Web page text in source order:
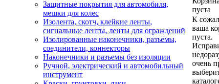
Защитные покрытия для автомобиля,
мешки для колес
Изолента, скотч, клейкие ленты,
сигнальные ленты, ленты для ограждений
Изолированные наконечники, разъемы,
соединители, коннекторы
Наконечники и разъемы без изоляции
Ручной, электрический и автомобильный
инструмент
пуста
К
ваша
пуста.
очень